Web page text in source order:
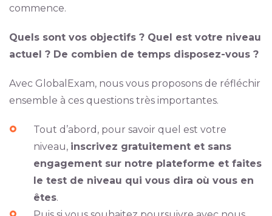
commence.
Quels sont vos objectifs ? Quel est votre niveau
actuel ? De combien de temps disposez-vous ?
Avec GlobalExam, nous vous proposons de réfléchir
ensemble à ces questions très importantes.
Tout d’abord, pour savoir quel est votre
niveau, inscrivez gratuitement et sans
engagement sur notre plateforme et faites
le test de niveau qui vous dira où vous en
êtes.